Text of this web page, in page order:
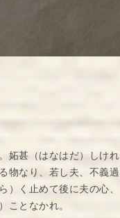
妬甚（はなはだ）しけれ
物なり、若し夫、不義過
く止めて後に夫の心、
となかれ。